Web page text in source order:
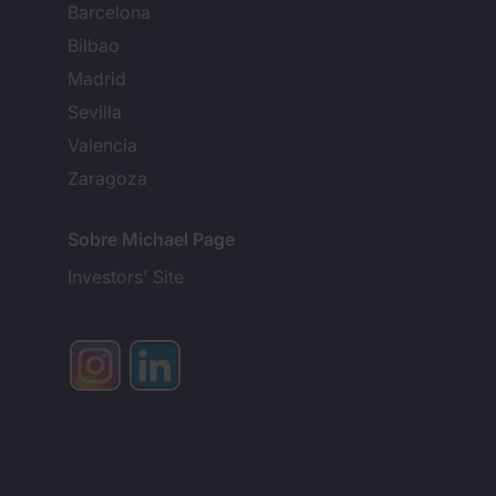
Barcelona
Bilbao
Madrid
Sevilla
Valencia
Zaragoza
Sobre Michael Page
Investors' Site